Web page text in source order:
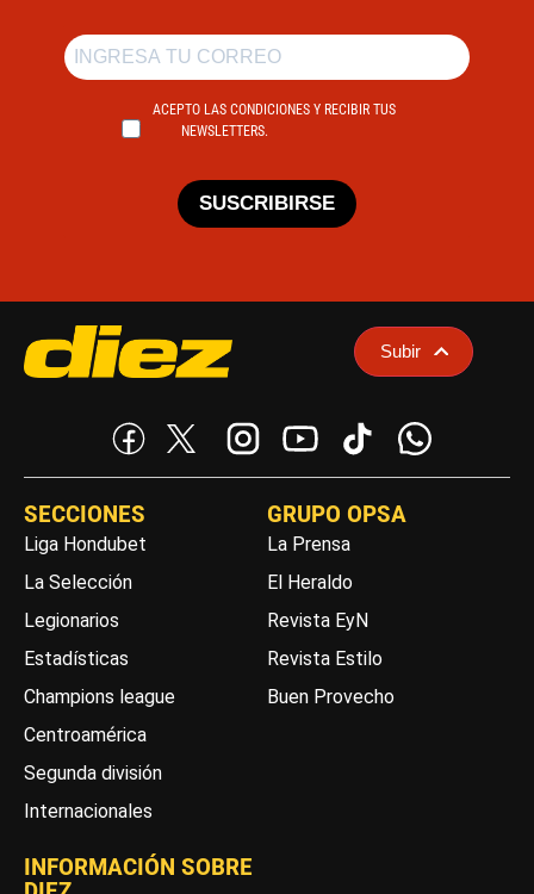
ACEPTO LAS CONDICIONES Y RECIBIR TUS
NEWSLETTERS.
SUSCRIBIRSE
Subir
SECCIONES
Liga Hondubet
La Selección
Legionarios
Estadísticas
Champions league
Centroamérica
Segunda división
Internacionales
GRUPO OPSA
La Prensa
El Heraldo
Revista EyN
Revista Estilo
Buen Provecho
INFORMACIÓN SOBRE